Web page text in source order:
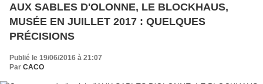
AUX SABLES D'OLONNE, LE BLOCKHAUS,
MUSÉE EN JUILLET 2017 : QUELQUES
PRÉCISIONS
Publié le 19/06/2016 à 21:07
Par CACO